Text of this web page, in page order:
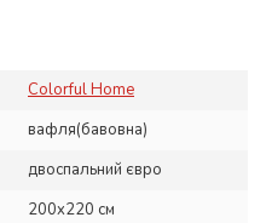
Colorful Home
вафля(бавовна)
двоспальний євро
200x220 см